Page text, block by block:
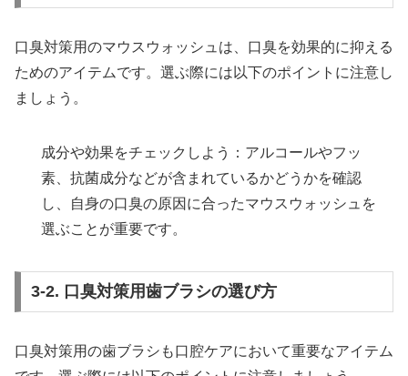
口臭対策用のマウスウォッシュは、口臭を効果的に抑える
ためのアイテムです。選ぶ際には以下のポイントに注意し
ましょう。
成分や効果をチェックしよう：アルコールやフッ
素、抗菌成分などが含まれているかどうかを確認
し、自身の口臭の原因に合ったマウスウォッシュを
選ぶことが重要です。
3-2. 口臭対策用歯ブラシの選び方
口臭対策用の歯ブラシも口腔ケアにおいて重要なアイテム